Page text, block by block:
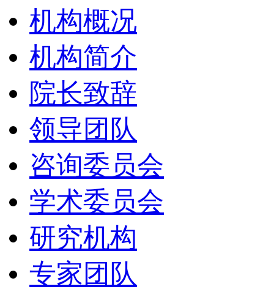
机构概况
机构简介
院长致辞
领导团队
咨询委员会
学术委员会
研究机构
专家团队